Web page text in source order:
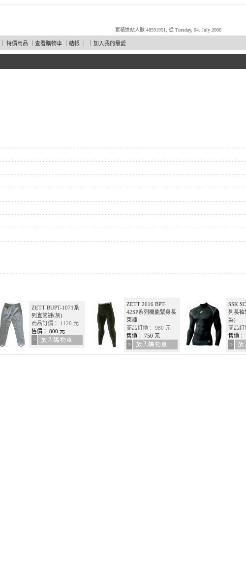
累積進站人數 48591951, 從 Tuesday, 04. July 2006
特價商品 查看購物車 結帳 加入我的最愛
ZETT BUPT-1071系
列直筒褲(灰)
商品訂價： 1120 元
售價： 800 元
ZETT 2016 BPT-
42SP系列機能緊身長
束褲
商品訂價： 980 元
售價： 750 元
SSK
列長袖
製)
商品訂
售價：